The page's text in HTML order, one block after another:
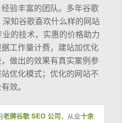
验丰富的团队。多年谷歌
知谷歌喜欢什么样的网站
的技术，实惠的价格助力
工作量计费，建站加优化
做出的效果有真实案例参
优化模式；优化的网站不
效。
老牌谷歌 SEO 公司，从业十余